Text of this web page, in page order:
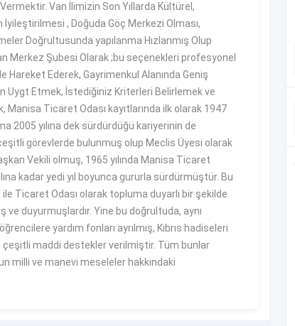
Van İlimizin Son Yıllarda Kültürel,
İyileştirilmesi , Doğuda Göç Merkezi Olması,
Doğrultusunda yapılanma Hızlanmış Olup
Merkez Şubesi Olarak ;bu seçenekleri profesyonel
Hareket Ederek, Gayrimenkul Alanında Geniş
Uygt Etmek, İstediğiniz Kriterleri Belirlemek ve
Manisa Ticaret Odası kayıtlarında ilk olarak 1947
2005 yılına dek sürdürdüğü kariyerinin de
çeşitli görevlerde bulunmuş olup Meclis Üyesi olarak
Vekili olmuş, 1965 yılında Manisa Ticaret
kadar yedi yıl boyunca gururla sürdürmüştür. Bu
Ticaret Odası olarak topluma duyarlı bir şekilde
duyurmuşlardır. Yine bu doğrultuda, aynı
yardım fonları ayrılmış, Kıbrıs hadiseleri
çeşitli maddi destekler verilmiştir. Tüm bunlar
milli ve manevi meseleler hakkındaki